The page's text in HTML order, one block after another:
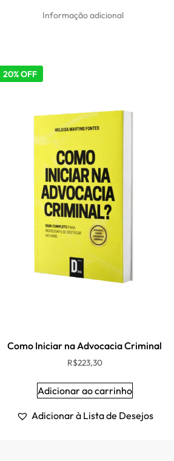
Informação adicional
20% OFF
Como Iniciar na Advocacia Criminal
R$223,30
Adicionar ao carrinho
Adicionar à Lista de Desejos